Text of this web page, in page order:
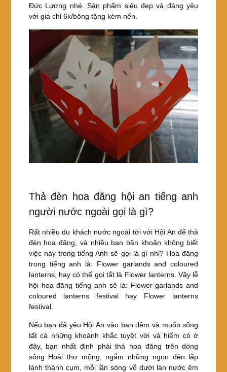
bảo
lượng
Đức Lương nhé. Sản phẩm siêu đẹp và đáng yêu
với giá chỉ 6k/bông tặng kèm nến.
Thả đèn hoa đăng hội an tiếng anh
người nước ngoài gọi là gì?
Rất nhiều du khách nước ngoài tới với Hội An để thả
đèn hoa đăng, và nhiều bạn băn khoăn không biết
việc này trong tiếng Anh sẽ gọi là gì nhỉ? Hoa đăng
trong tiếng anh là: Flower garlands and coloured
lanterns, hay có thể gọi tắt là Flower lanterns. Vậy lễ
hội hoa đăng tiếng anh sẽ là: Flower garlands and
coloured lanterns festival hay Flower lanterns
festival.
Nếu bạn đã yêu Hội An vào ban đêm và muốn sống
tất cả những khoảnh khắc tuyệt vời và hiếm có ở
đây, bạn nhất định phải thả hoa đăng trên dòng
sông Hoài thơ mộng, ngắm những ngọn đèn lấp
lánh thành cụm, mỗi lần sóng vỗ dưới làn nước êm